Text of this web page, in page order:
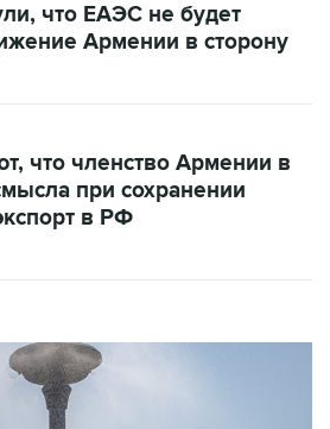
что ЕАЭС не будет
Армении в сторону
что членство Армении в
при сохранении
в РФ